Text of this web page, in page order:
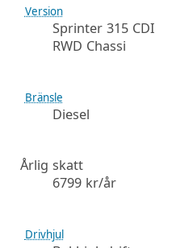
Version
Sprinter 315 CDI
RWD Chassi
Bränsle
Diesel
Årlig skatt
6799 kr/år
Drivhjul